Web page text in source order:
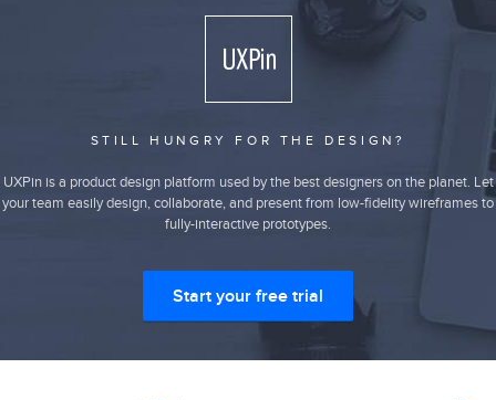
STILL HUNGRY FOR THE DESIGN?
UXPin is a product design platform used by the best designers on the planet. Let
your team easily design, collaborate, and present from low-fidelity wireframes to
fully-interactive prototypes.
Start your free trial